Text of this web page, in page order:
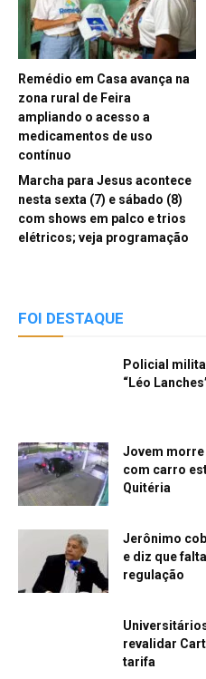
Remédio em Casa avança na
zona rural de Feira
ampliando o acesso a
medicamentos de uso
contínuo
Marcha para Jesus acontece
nesta sexta (7) e sábado (8)
com shows em palco e trios
elétricos; veja programação
FOI DESTAQUE
Policial
“Léo
Jovem
com carro
Quitéria
Jerônimo
e diz que
regulação
revalidar
tarifa